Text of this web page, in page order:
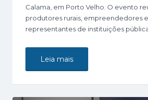
Calama, em Porto Velho. O evento
produtores rurais, empreendedores e
representantes de instituições
Leia mais